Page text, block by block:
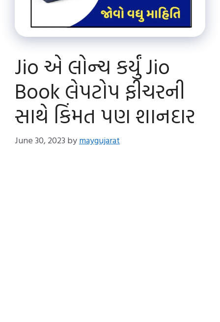
Jio એ લોન્ચ કર્યું Jio
Book લેપટોપ ફીચરની
સાથે કિંમત પણ શાનદાર
June 30, 2023 bymaygujarat